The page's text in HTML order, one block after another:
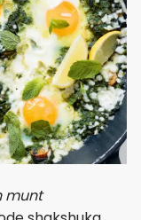
munt